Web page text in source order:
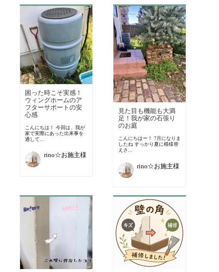
困った時こそ実感！
ウィングホームのア
フターサポートの安
心感
こんにちは！ 今回は、我が
家で実際にあった出来事を
通して...
rino☆お施主様
見た目も機能も大満
足！我が家の石張り
のお庭
こんにちはー！ 7月になりま
したね すっかり夏に模様替
えさ...
rino☆お施主様